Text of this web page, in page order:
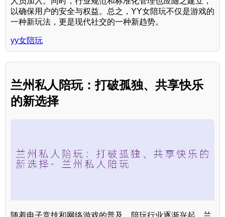
以确保用户的安全与权益。总之，YY女陪玩不仅是游戏的
一种新玩法，更是现代社交的一种新趋势。
yy女陪玩
兰州私人陪玩：打破孤独、共享快乐
的新选择
随着电子竞技和网络游戏的普及，陪玩行业逐渐兴起。兰